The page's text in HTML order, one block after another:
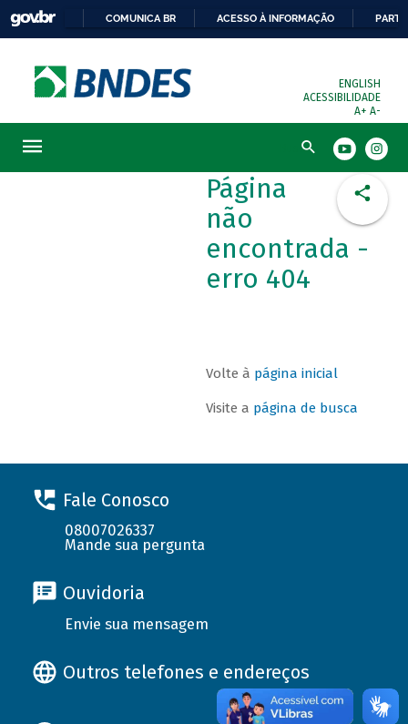
COMUNICA BR ACESSO À INFORMAÇÃO
ENGLISH
ACESSIBILIDADE
A+ A-
Busca
Página
não
encontrada -
erro 404
Volte à página inicial
Visite a página de busca
Fale Conosco
08007026337
Mande sua pergunta
Ouvidoria
Envie sua mensagem
Outros telefones e endereços